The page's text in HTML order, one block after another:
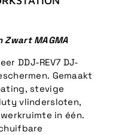
Zwart MAGMA
DDJ-REV7 DJ-
Gemaakt
stevige
vlindersloten,
in één.